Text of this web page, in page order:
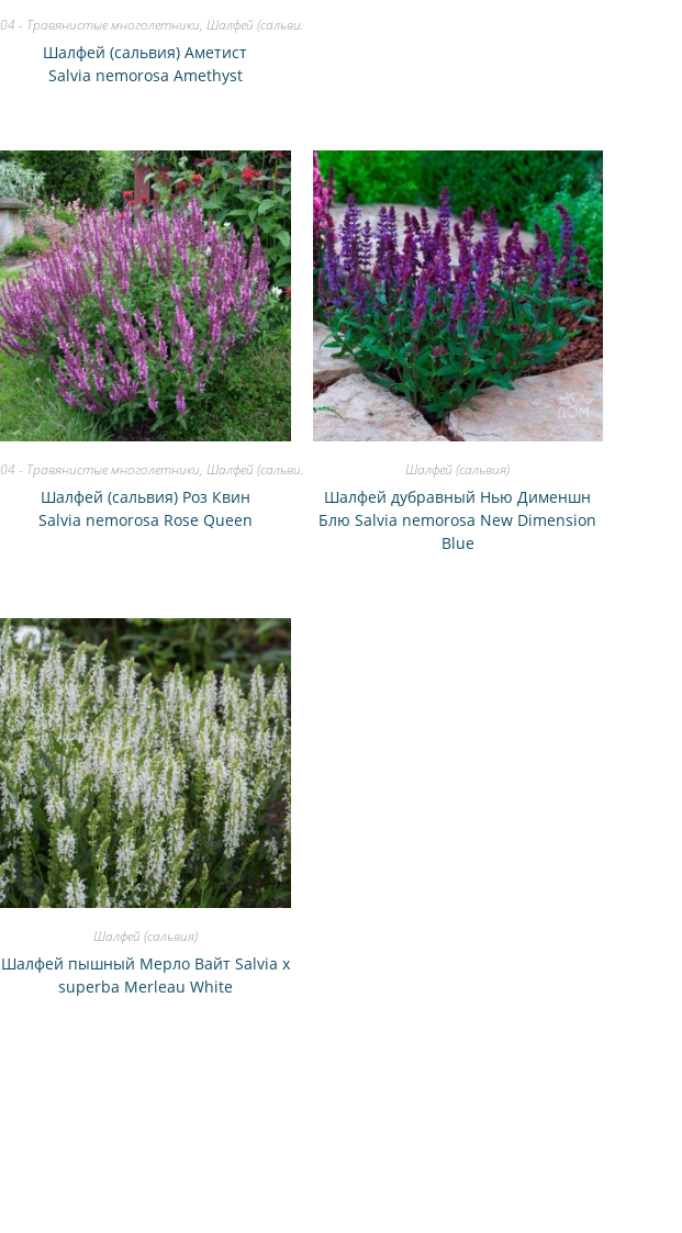
04 - Травянистые многолетники,Шалфей (сальвия)
Шалфей (сальвия) Аметист
Salvia nemorosa Amethyst
04 - Травянистые многолетники,Шалфей (сальвия)
Шалфей (сальвия) Роз Квин
Salvia nemorosa Rose Queen
Шалфей (сальвия)
Шалфей дубравный Нью Дименшн
Блю Salvia nemorosa New Dimension
Blue
Шалфей (сальвия)
Шалфей пышный Мерло Вайт Salvia x
superba Merleau White